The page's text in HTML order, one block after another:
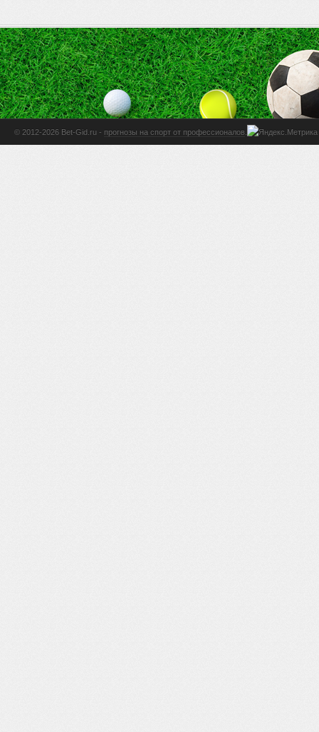
© 2012-2026 Bet-Gid.ru - прогнозы на спорт от профессионалов